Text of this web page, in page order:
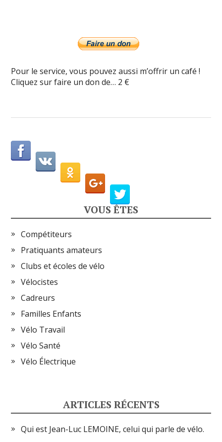
Pour le service, vous pouvez aussi m’offrir un café !
Cliquez sur faire un don de… 2 €
VOUS ÊTES
Compétiteurs
Pratiquants amateurs
Clubs et écoles de vélo
Vélocistes
Cadreurs
Familles Enfants
Vélo Travail
Vélo Santé
Vélo Électrique
ARTICLES RÉCENTS
Qui est Jean-Luc LEMOINE, celui qui parle de vélo.